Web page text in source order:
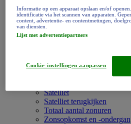
Terug naar hoofdmenu Zon en
Zon in Nederland
Wolken in Nederland
Wolkenradar
Satelliet
Satelliet terugkijken
Totaal aantal zonuren
Zonsopkomst en -
Informatie op een apparaat opslaan en/of
identificatie via het scannen van apparaten.
content, advertentie- en contentmetingen,
van diensten.
Lijst met advertentiepartners
Cookie-instellingen aanpassen